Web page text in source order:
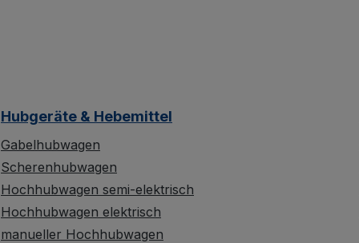
Hubgeräte & Hebemittel
Gabelhubwagen
Scherenhubwagen
Hochhubwagen semi-elektrisch
Hochhubwagen elektrisch
manueller Hochhubwagen